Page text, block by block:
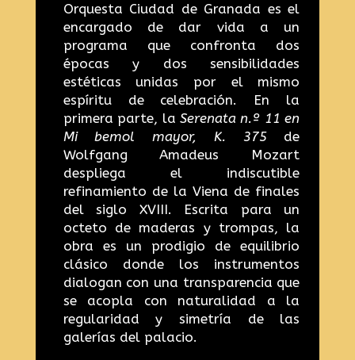
Orquesta Ciudad de Granada es el
encargado de dar vida a un
programa que confronta dos
épocas y dos sensibilidades
estéticas unidas por el mismo
espíritu de celebración. En la
primera parte, la Serenata n.º 11 en
Mi bemol mayor, K. 375de
Wolfgang Amadeus Mozart
despliega el indiscutible
refinamiento de la Viena de finales
del siglo XVIII. Escrita para un
octeto de maderas y trompas, la
obra es un prodigio de equilibrio
clásico donde los instrumentos
dialogan con una transparencia que
se acopla con naturalidad a la
regularidad y simetría de las
galerías del palacio.